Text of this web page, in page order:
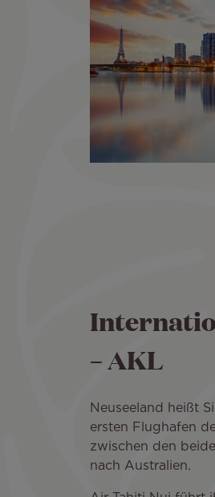
– AKL
Neuseeland heißt
ersten Flughafen
zwischen den
nach Australien.